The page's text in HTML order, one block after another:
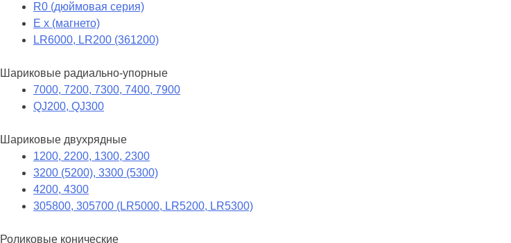
R0 (дюймовая серия)
E x (магнето)
LR6000, LR200 (361200)
Шариковые радиально-упорные
7000, 7200, 7300, 7400, 7900
QJ200, QJ300
Шариковые двухрядные
1200, 2200, 1300, 2300
3200 (5200), 3300 (5300)
4200, 4300
305800, 305700 (LR5000, LR5200, LR5300)
Роликовые конические